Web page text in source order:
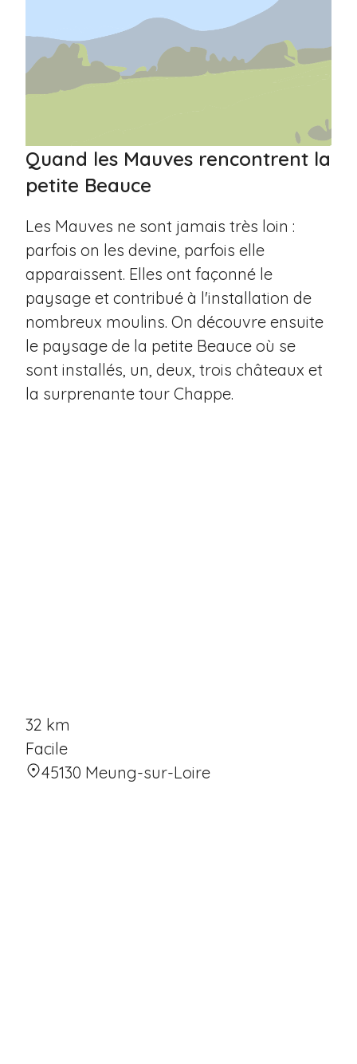
Quand les Mauves rencontrent la
petite Beauce
Les Mauves ne sont jamais très loin :
parfois on les devine, parfois elle
apparaissent. Elles ont façonné le
paysage et contribué à l'installation de
nombreux moulins. On découvre ensuite
le paysage de la petite Beauce où se
sont installés, un, deux, trois châteaux et
la surprenante tour Chappe.
32 km
Facile
45130 Meung-sur-Loire